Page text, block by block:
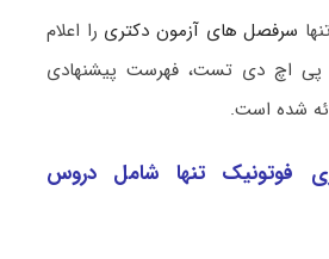
سرفصل های آزمون دکتری را اعلام
پی اچ دی تست، فهرست پیشنهادی
شده است.
فوتونیک تنها شامل دروس